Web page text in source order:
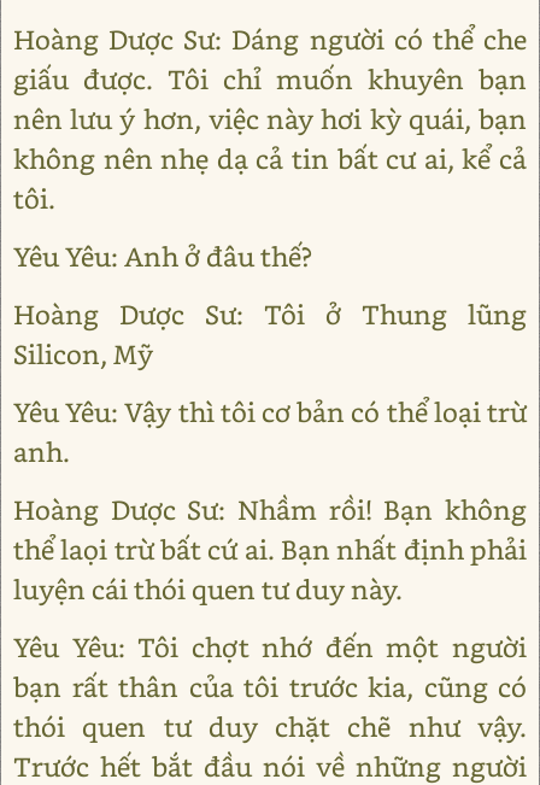
Hoàng Dược Sư: Dáng người có thể che
giấu được. Tôi chỉ muốn khuyên bạn
nên lưu ý hơn, việc này hơi kỳ quái, bạn
không nên nhẹ dạ cả tin bất cư ai, kể cả
tôi.
Yêu Yêu: Anh ở đâu thế?
Hoàng Dược Sư: Tôi ở Thung lũng
Silicon, Mỹ
Yêu Yêu: Vậy thì tôi cơ bản có thể loại trừ
anh.
Hoàng Dược Sư: Nhầm rồi! Bạn không
thể laọi trừ bất cứ ai. Bạn nhất định phải
luyện cái thói quen tư duy này.
Yêu Yêu: Tôi chợt nhớ đến một người
bạn rất thân của tôi trước kia, cũng có
thói quen tư duy chặt chẽ như vậy.
Trước hết bắt đầu nói về những người